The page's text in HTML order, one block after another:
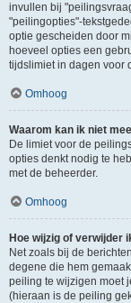
invullen bij
"peilingopties"-
optie gescheiden door
hoeveel opties een
tijdslimiet in dagen voor
Omhoog
Waarom kan ik niet
De limiet voor de
opties denkt nodig te
met de beheerder.
Omhoog
Hoe wijzig of verwijder
Net zoals bij de
degene die hem
peiling te wijzigen moet
(hieraan is de peiling